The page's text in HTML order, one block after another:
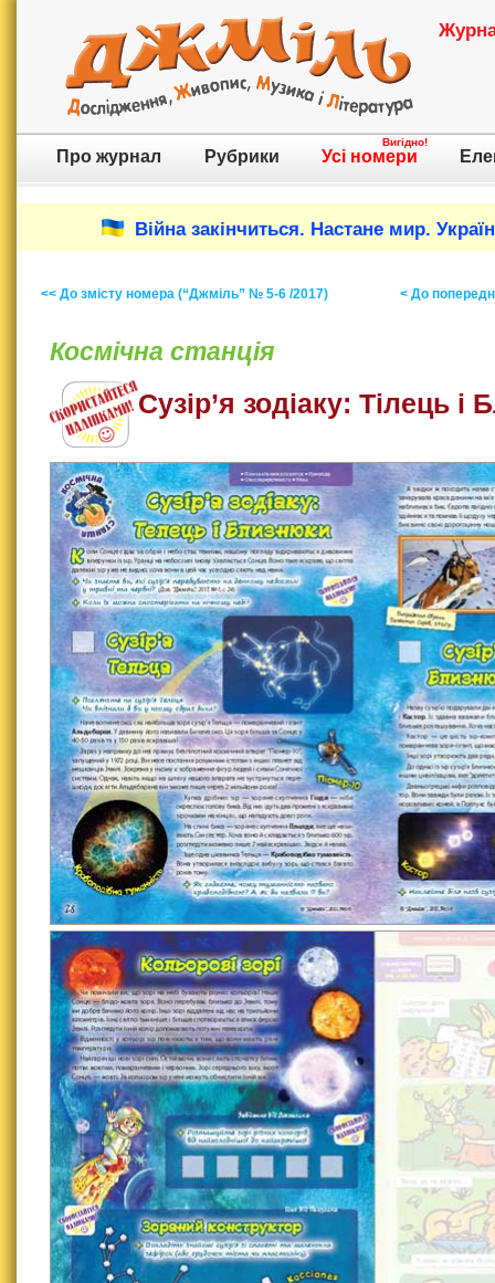
Про журнал Рубрики Усі номери
Вигідно!
Війна закінчиться. Настане мир.
<< До змісту номера (“Джміль” № 5-6 /2017) < До
Космічна станція
Сузір’я зодіаку: Тілець і